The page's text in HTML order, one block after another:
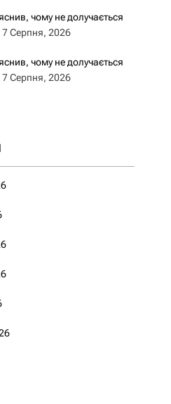
чому не долучається
7 Серпня, 2026
чому не долучається
7 Серпня, 2026